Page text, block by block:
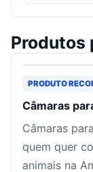
Produtos
PRODUTO
Câmaras
Câmaras
quem quer
animais na